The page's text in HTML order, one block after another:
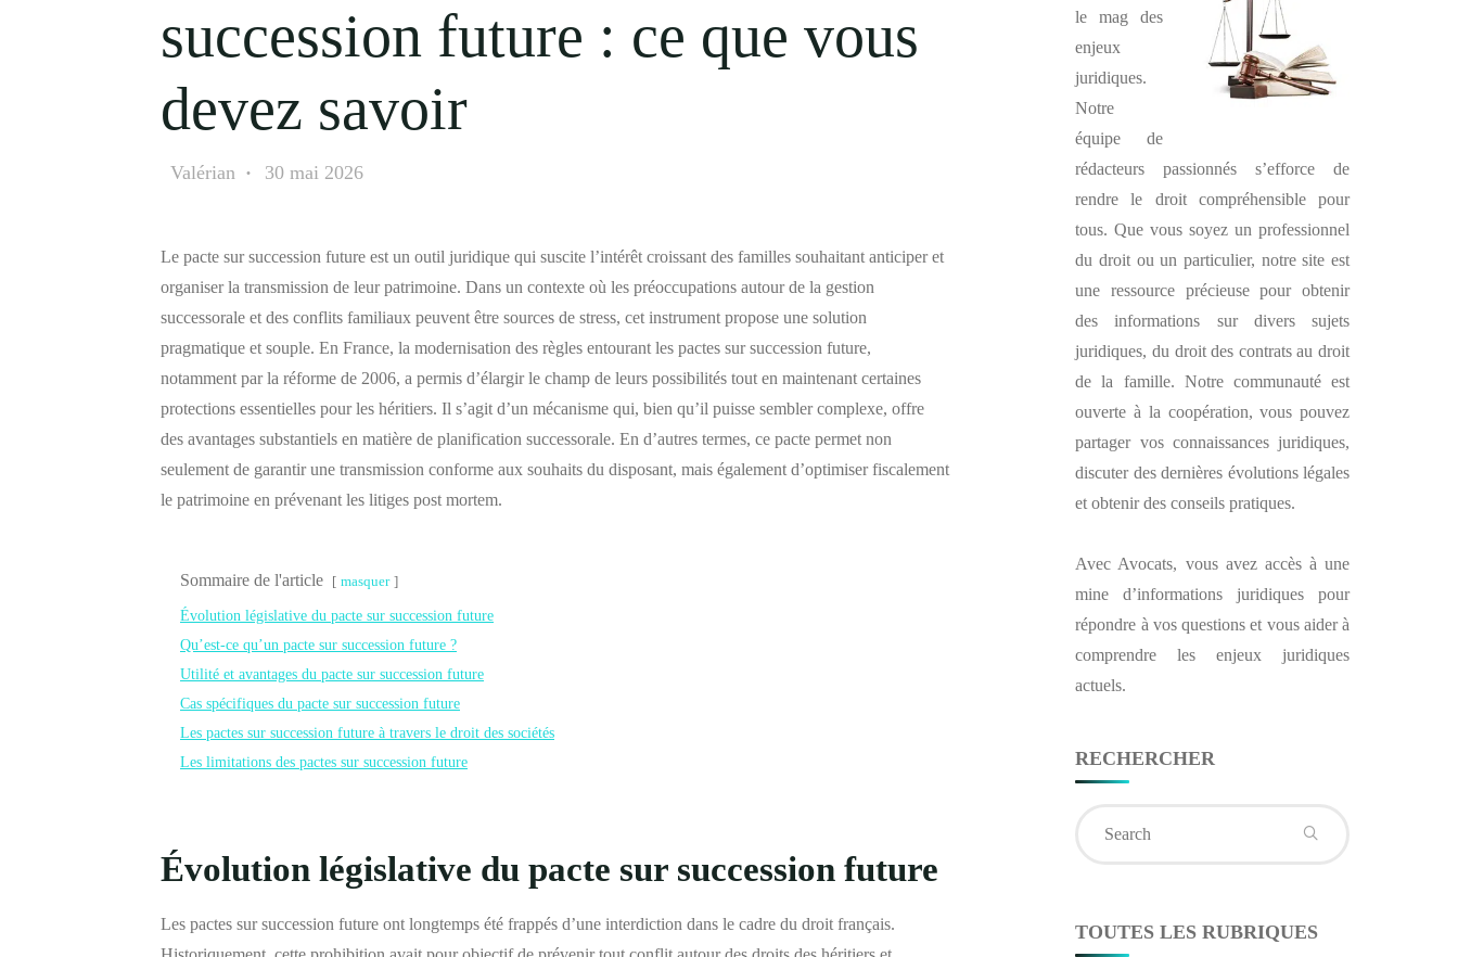
succession future : ce que vous
devez savoir
Valérian 30 mai 2026
Le pacte sur succession future est un outil juridique qui suscite l’intérêt croissant des familles souhaitant anticiper et
organiser la transmission de leur patrimoine. Dans un contexte où les préoccupations autour de la gestion
successorale et des conflits familiaux peuvent être sources de stress, cet instrument propose une solution
pragmatique et souple. En France, la modernisation des règles entourant les pactes sur succession future,
notamment par la réforme de 2006, a permis d’élargir le champ de leurs possibilités tout en maintenant certaines
protections essentielles pour les héritiers. Il s’agit d’un mécanisme qui, bien qu’il puisse sembler complexe, offre
des avantages substantiels en matière de planification successorale. En d’autres termes, ce pacte permet non
seulement de garantir une transmission conforme aux souhaits du disposant, mais également d’optimiser fiscalement
le patrimoine en prévenant les litiges post mortem.
Sommaire de l'article masquer
Évolution législative du pacte sur succession future
Qu’est-ce qu’un pacte sur succession future ?
Utilité et avantages du pacte sur succession future
Cas spécifiques du pacte sur succession future
Les pactes sur succession future à travers le droit des sociétés
Les limitations des pactes sur succession future
Évolution législative du pacte sur succession future
Les pactes sur succession future ont longtemps été frappés d’une interdiction dans le cadre du droit français.
le mag des
enjeux
juridiques.
Notre
équipe de
rédacteurs passionnés s’efforce de
rendre le droit compréhensible pour
tous. Que vous soyez un professionnel
du droit ou un particulier, notre site est
une ressource précieuse pour obtenir
des informations sur divers sujets
juridiques, du droit des contrats au droit
de la famille. Notre communauté est
ouverte à la coopération, vous pouvez
partager vos connaissances juridiques,
discuter des dernières évolutions légales
et obtenir des conseils pratiques.
Avec Avocats, vous avez accès à une
mine d’informations juridiques pour
répondre à vos questions et vous aider à
comprendre les enjeux juridiques
actuels.
RECHERCHER
TOUTES LES RUBRIQUES